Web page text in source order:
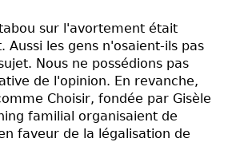
sur l'avortement était
les gens n'osaient-ils pas
Nous ne possédions pas
de l'opinion. En revanche,
Choisir, fondée par Gisèle
familial organisaient de
faveur de la légalisation de